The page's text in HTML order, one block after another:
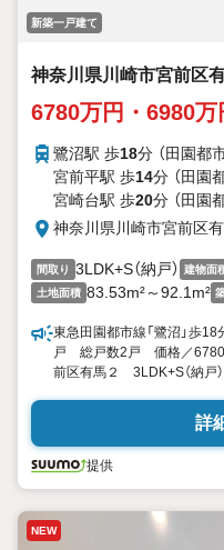
新築一戸建て
神奈川県川崎市宮前区
6780万円・6980万
鷺沼駅 歩18分 （田園都市
宮前平駅 歩14分 （田園
宮崎台駅 歩20分 （田園
神奈川県川崎市宮前区
間取り 3LDK+S（納戸） 建物面
土地面積 83.53m²～92.1m²
東急田園都市線「鷺沼」歩
戸 総戸数2戸 価格／
前区有馬２ 3LDK+S（納
詳
提供
NEW